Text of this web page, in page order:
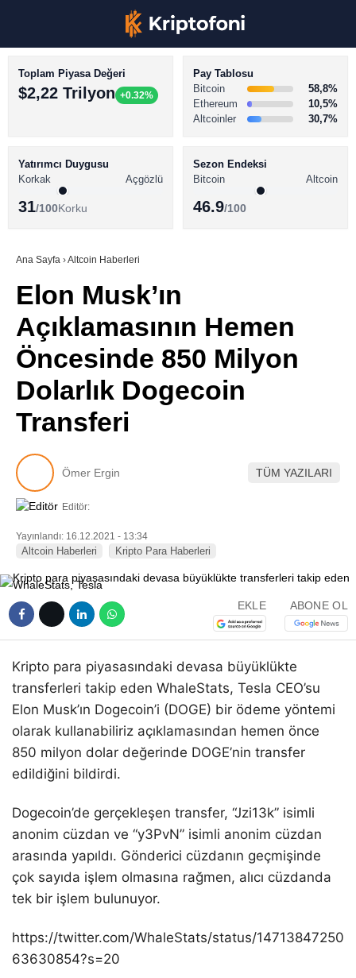
TikTok
Pinterest
Telegram
BİTCOİN HABERLERİ
ALTCOİN HABERLERİ
SÖZLÜK
Toplam Piyasa Değeri
$2,22 Trilyon +0.32%
Pay Tablosu
Bitcoin
58,8%
Ethereum
10,5%
Altcoinler
30,7%
Yatırımcı Duygusu
Korkak
Açgözlü
31/100Korku
Sezon Endeksi
Bitcoin
Altcoin
46.9/100
Ana Sayfa ›Altcoin Haberleri
Elon Musk’ın
Açıklamasının Hemen
Öncesinde 850 Milyon
Dolarlık Dogecoin
Transferi
Ömer Ergin TÜM YAZILARI
Editör:
Yayınlandı: 16.12.2021 - 13:34
Altcoin Haberleri Kripto Para Haberleri
EKLE ABONE OL
Kripto para piyasasındaki devasa büyüklükte
transferleri takip eden WhaleStats, Tesla CEO’su
Elon Musk’ın Dogecoin’i (DOGE) bir ödeme yöntemi
olarak kullanabiliriz açıklamasından hemen önce
850 milyon dolar değerinde DOGE’nin transfer
edildiğini bildirdi.
Dogecoin’de gerçekleşen transfer, “Jzi13k” isimli
anonim cüzdan ve “y3PvN” isimli anonim cüzdan
arasında yapıldı. Gönderici cüzdanın geçmişinde
çok sayıda işlem olmasına rağmen, alıcı cüzdanda
tek bir işlem bulunuyor.
https://twitter.com/WhaleStats/status/14713847250
63630854?s=20